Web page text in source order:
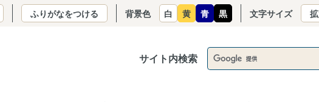
サイト内検索
ふりがなをつける 背景色 白 黄 青 黒 文字サイズ